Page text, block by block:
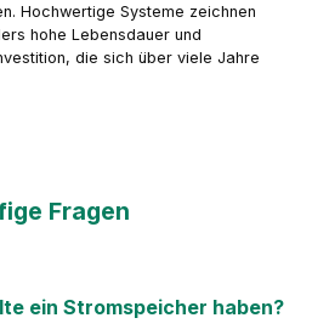
Hochwertige Systeme zeichnen
hohe Lebensdauer und
die sich über viele Jahre
Fragen
ein Stromspeicher haben?